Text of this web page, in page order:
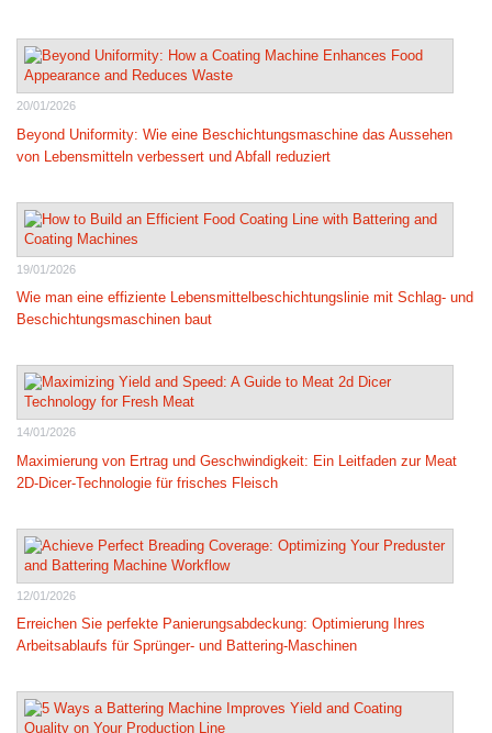
20/01/2026
Beyond Uniformity: Wie eine Beschichtungsmaschine das Aussehen
von Lebensmitteln verbessert und Abfall reduziert
19/01/2026
Wie man eine effiziente Lebensmittelbeschichtungslinie mit Schlag- und
Beschichtungsmaschinen baut
14/01/2026
Maximierung von Ertrag und Geschwindigkeit: Ein Leitfaden zur Meat
2D-Dicer-Technologie für frisches Fleisch
12/01/2026
Erreichen Sie perfekte Panierungsabdeckung: Optimierung Ihres
Arbeitsablaufs für Sprünger- und Battering-Maschinen